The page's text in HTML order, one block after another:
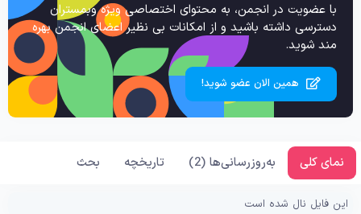
با عضویت در انجمن، به محتوای اختصاصی ویژه وبمستران
دسترسی داشته باشید و از امکانات بی نظیر اعضای انجمن بهره
مند شوید.
همین الان عضو شوید!
نمای کلی به‌روزرسانی‌ها (2) تاریخچه بحث
این فایل نال شده است